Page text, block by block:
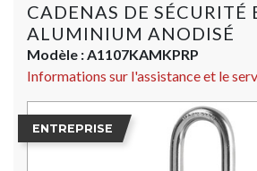
CADENAS DE SÉCURITÉ
ALUMINIUM ANODISÉ
Modèle :A1107KAMKPRP
Informations sur l'assistance et le
ENTREPRISE